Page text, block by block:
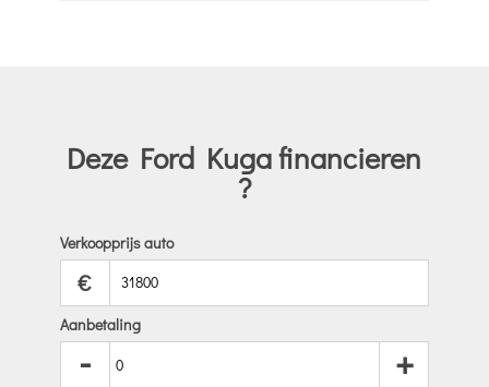
Deze Ford Kuga financieren
?
Verkoopprijs auto
€
Aanbetaling
- +